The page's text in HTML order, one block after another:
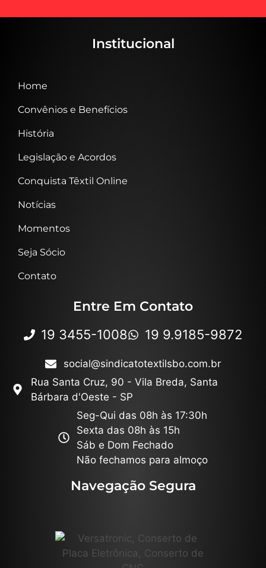
Institucional
Home
Convênios e Benefícios
História
Legislação e Acordos
Conquista Têxtil Online
Notícias
Momentos
Seja Sócio
Contato
Entre Em Contato
19 3455-1008 19 9.9185-9872
social@sindicatotextilsbo.com.br
Rua Santa Cruz, 90 - Vila Breda, Santa
Bárbara d'Oeste - SP
Seg-Qui das 08h às 17:30h
Sexta das 08h às 15h
Sáb e Dom Fechado
Não fechamos para almoço
Navegação Segura